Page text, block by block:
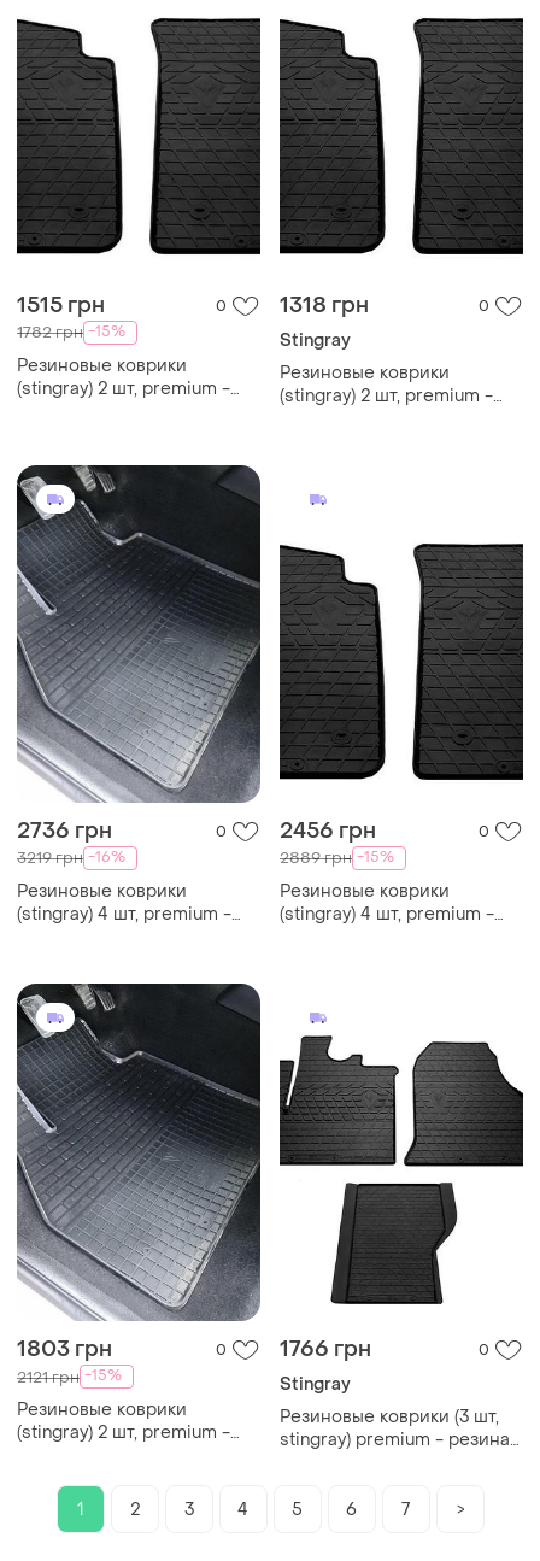
1515 грн 0
1782 грн -15%
Резиновые коврики
(stingray) 2 шт, premium -
1318 грн 0
Stingray
Резиновые коврики
(stingray) 2 шт, premium -
2736 грн 0
3219 грн -16%
Резиновые коврики
(stingray) 4 шт, premium -
2456 грн 0
2889 грн -15%
Резиновые коврики
(stingray) 4 шт, premium -
1803 грн 0
2121 грн -15%
Резиновые коврики
(stingray) 2 шт, premium -
1766 грн 0
Stingray
Резиновые коврики (3 шт,
stingray) premium - резина
1
2 3 4 5 6 7 >